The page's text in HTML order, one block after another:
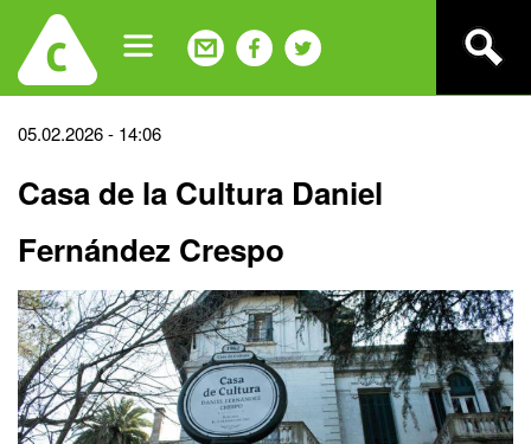
navigation
Back
top
05.02.2026 - 14:06
Casa de la Cultura Daniel
Fernández Crespo